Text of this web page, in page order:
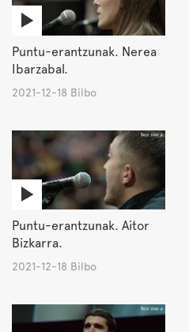
Puntu-erantzunak. Nerea
Ibarzabal.
2021-12-18 Bilbo
Puntu-erantzunak. Aitor
Bizkarra.
2021-12-18 Bilbo